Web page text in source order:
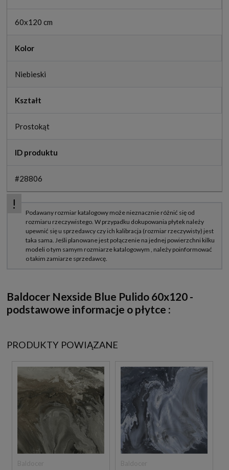
60x120 cm
Kolor
Niebieski
Kształt
Prostokąt
ID produktu
#28806
Baldocer Nexside Blue Pulido 60x120 -
podstawowe informacje o płytce :
PRODUKTY POWIĄZANE